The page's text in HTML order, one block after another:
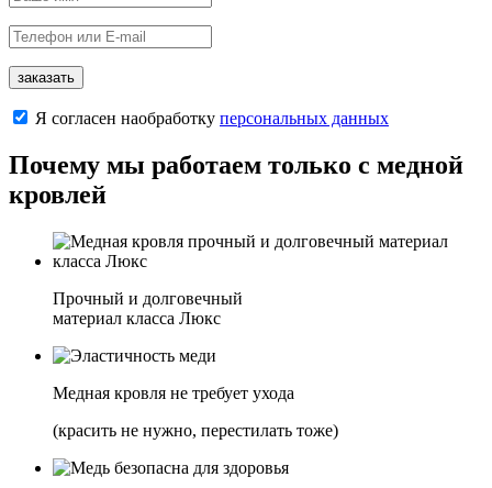
заказать
Я согласен наобработку персональных данных
Почему мы работаем только с медной
кровлей
Прочный и долговечный
материал класса Люкс
Медная кровля не требует ухода
(красить не нужно, перестилать тоже)